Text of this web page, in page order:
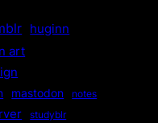
huginn
art
mastodon notes
studyblr